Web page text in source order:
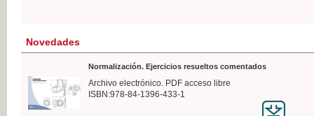
Novedades
Normalización. Ejercicios resueltos comentados
Archivo electrónico. PDF acceso libre
ISBN:978-84-1396-433-1